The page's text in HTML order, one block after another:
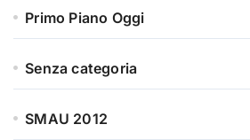
Primo Piano Oggi
Senza categoria
SMAU 2012